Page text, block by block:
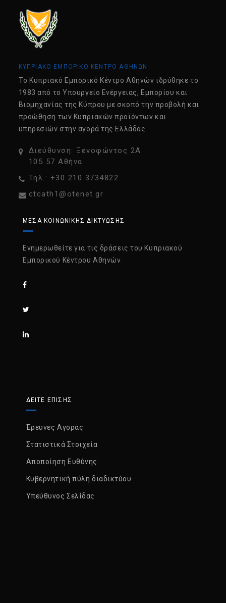
ΚΥΠΡΙΑΚΟ ΕΜΠΟΡΙΚΟ ΚΕΝΤΡΟ ΑΘΗΝΩΝ
Tο Κυπριακό Εμπορικό Κέντρο Αθηνών ιδρύθηκε το
1983 από το Υπουργείο Ενέργειας, Εμπορίου και
Βιομηχανίας της Κύπρου με σκοπό την προβολή και
προώθηση των Κυπριακών προϊόντων και
υπηρεσιών στην αγορά της Ελλάδας.
Διεύθυνση: Ξενοφώντος 2Α
105 57 Αθήνα
Τηλ.: +30 210 3734822
ctcath1@otenet.gr
ΜΈΣΑ ΚΟΙΝΩΝΙΚΉΣ ΔΙΚΤΎΩΣΗΣ
Ενημερωθείτε για τις δράσεις του Κυπριακού
Εμπορικού Κέντρου Αθηνών
ΔΕΙΤΕ ΕΠΙΣΗΣ
Έρευνες Αγοράς
Στατιστικά Στοιχεία
Αποποίηση Ευθύνης
Κυβερνητική πύλη διαδικτύου
Υπεύθυνος Σελίδας